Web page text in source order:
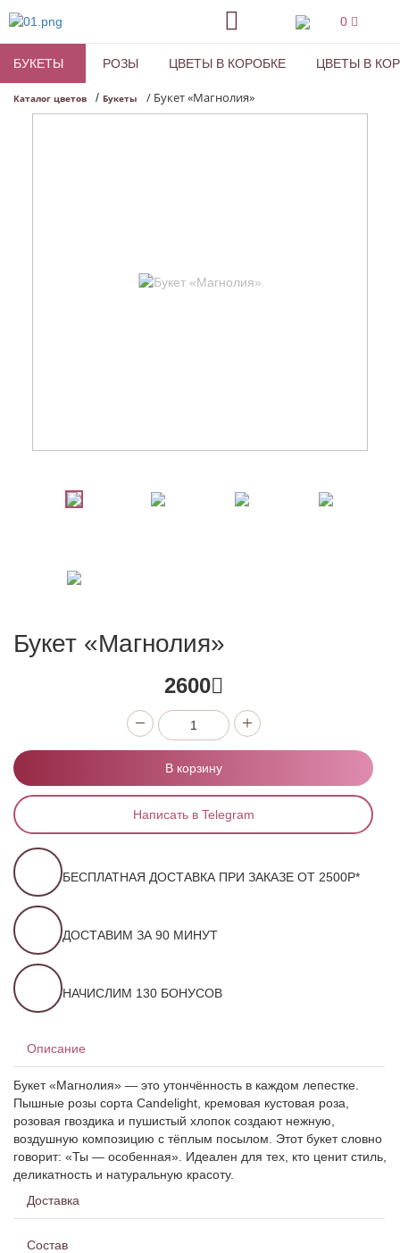
0
БУКЕТЫ РОЗЫ ЦВЕТЫ В КОРОБКЕ ЦВЕТЫ В
Каталог цветов / Букеты / Букет «Магнолия»
Букет «Магнолия»
2600
В корзину
Написать в Telegram
БЕСПЛАТНАЯ ДОСТАВКА ПРИ ЗАКАЗЕ ОТ 2500Р*
ДОСТАВИМ ЗА 90 МИНУТ
НАЧИСЛИМ 130 БОНУСОВ
Описание
Букет «Магнолия» — это утончённость в каждом лепестке.
Пышные розы сорта Candelight, кремовая кустовая роза,
розовая гвоздика и пушистый хлопок создают нежную,
воздушную композицию с тёплым посылом. Этот букет словно
говорит: «Ты — особенная». Идеален для тех, кто ценит стиль,
деликатность и натуральную красоту.
Доставка
Состав